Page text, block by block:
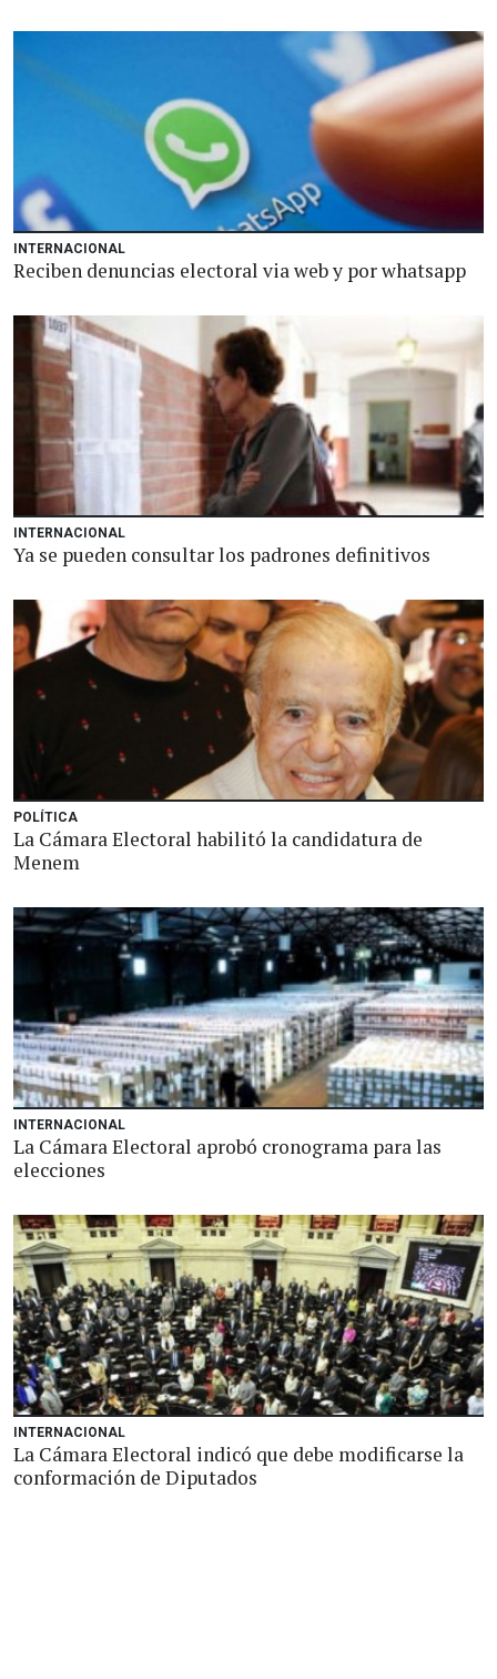
INTERNACIONAL
Reciben denuncias electoral via web y por whatsapp
INTERNACIONAL
Ya se pueden consultar los padrones definitivos
POLÍTICA
La Cámara Electoral habilitó la candidatura de
Menem
INTERNACIONAL
La Cámara Electoral aprobó cronograma para las
elecciones
INTERNACIONAL
La Cámara Electoral indicó que debe modificarse la
conformación de Diputados